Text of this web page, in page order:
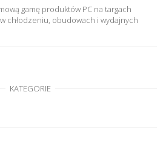
gamę produktów PC na targach
chłodzeniu, obudowach i wydajnych
KATEGORIE